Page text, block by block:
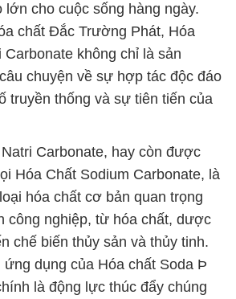
lớn cho cuộc sống hàng ngày.
chất Đắc Trường Phát, Hóa
không chỉ là sản
chuyện về sự hợp tác độc đáo
truyền thống và sự tiên tiến của
Carbonate, hay còn được
Hóa Chất Sodium Carbonate, là
hóa chất cơ bản quan trọng
công nghiệp, từ hóa chất, dược
chế biến thủy sản và thủy tinh.
dụng của Hóa chất Soda Þ
là động lực thúc đẩy chúng